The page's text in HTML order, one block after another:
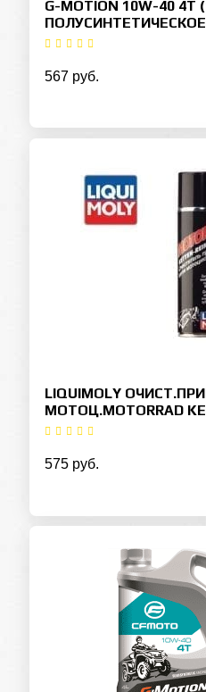
G-MOTION 10W-40 4T
567 руб.
LIQUIMOLY
МОТОЦ.MOTORRAD
575 руб.